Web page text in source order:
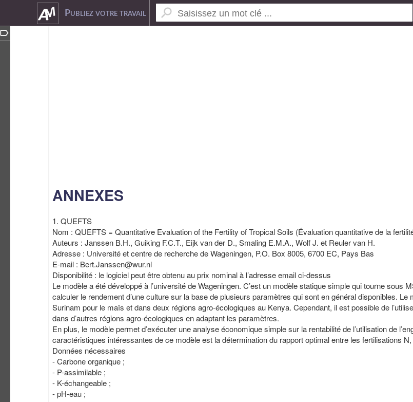
Publiez votre travail
ANNEXES
1. QUEFTS
Nom : QUEFTS = Quantitative Evaluation of the Fertility of Tropical Soils (Évaluation quantitative de la
Auteurs : Janssen B.H., Guiking F.C.T., Eijk van der D., Smaling E.M.A., Wolf J. et Reuler van H.
Adresse : Université et centre de recherche de Wageningen, P.O. Box 8005, 6700 EC, Pays Bas
E-mail : Bert.Janssen@wur.nl
Disponibilité : le logiciel peut être obtenu au prix nominal à l’adresse email ci-dessus
Le modèle a été développé à l’université de Wageningen. C’est un modèle statique simple qui tourne sous
calculer le rendement d’une culture sur la base de plusieurs paramètres qui sont en général disponibles. Le
Surinam pour le maïs et dans deux régions agro-écologiques au Kenya. Cependant, il est possible de
dans d’autres régions agro-écologiques en adaptant les paramètres.
En plus, le modèle permet d’exécuter une analyse économique simple sur la rentabilité de l’utilisation de
caractéristiques intéressantes de ce modèle est la détermination du rapport optimal entre les fertilisations
Données nécessaires
- Carbone organique ;
- P-assimilable ;
- K-échangeable ;
- pH-eau ;